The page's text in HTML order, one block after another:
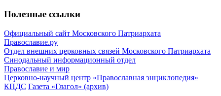
Полезные ссылки
Официальный сайт Московского Патриархата
Православие.ру
Отдел внешних церковных связей Московского Патриархата
Синодальный информационный отдел
Православие и мир
Церковно-научный центр «Православная энциклопедия»
КПДС Газета «Глагол» (архив)